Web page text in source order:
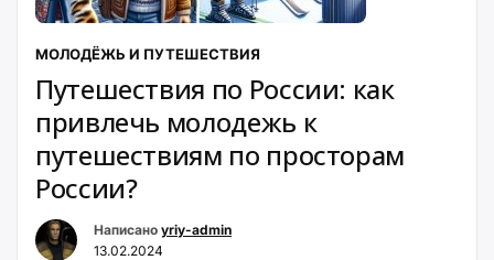
МОЛОДЁЖЬ И ПУТЕШЕСТВИЯ
Путешествия по России: как
привлечь молодежь к
путешествиям по просторам
России?
Написано yriy-admin
13.02.2024